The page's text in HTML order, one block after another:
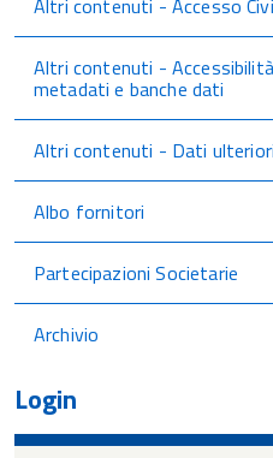
Altri contenuti - Accesso
Altri contenuti -
metadati e banche dati
Altri contenuti - Dati ulteriori
Albo fornitori
Partecipazioni Societarie
Archivio
Login